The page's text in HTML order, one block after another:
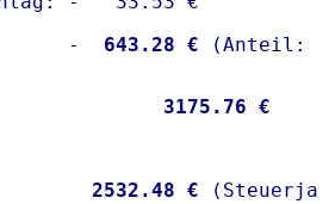
-
  643.28 €
3175.76 €
2532.48 €